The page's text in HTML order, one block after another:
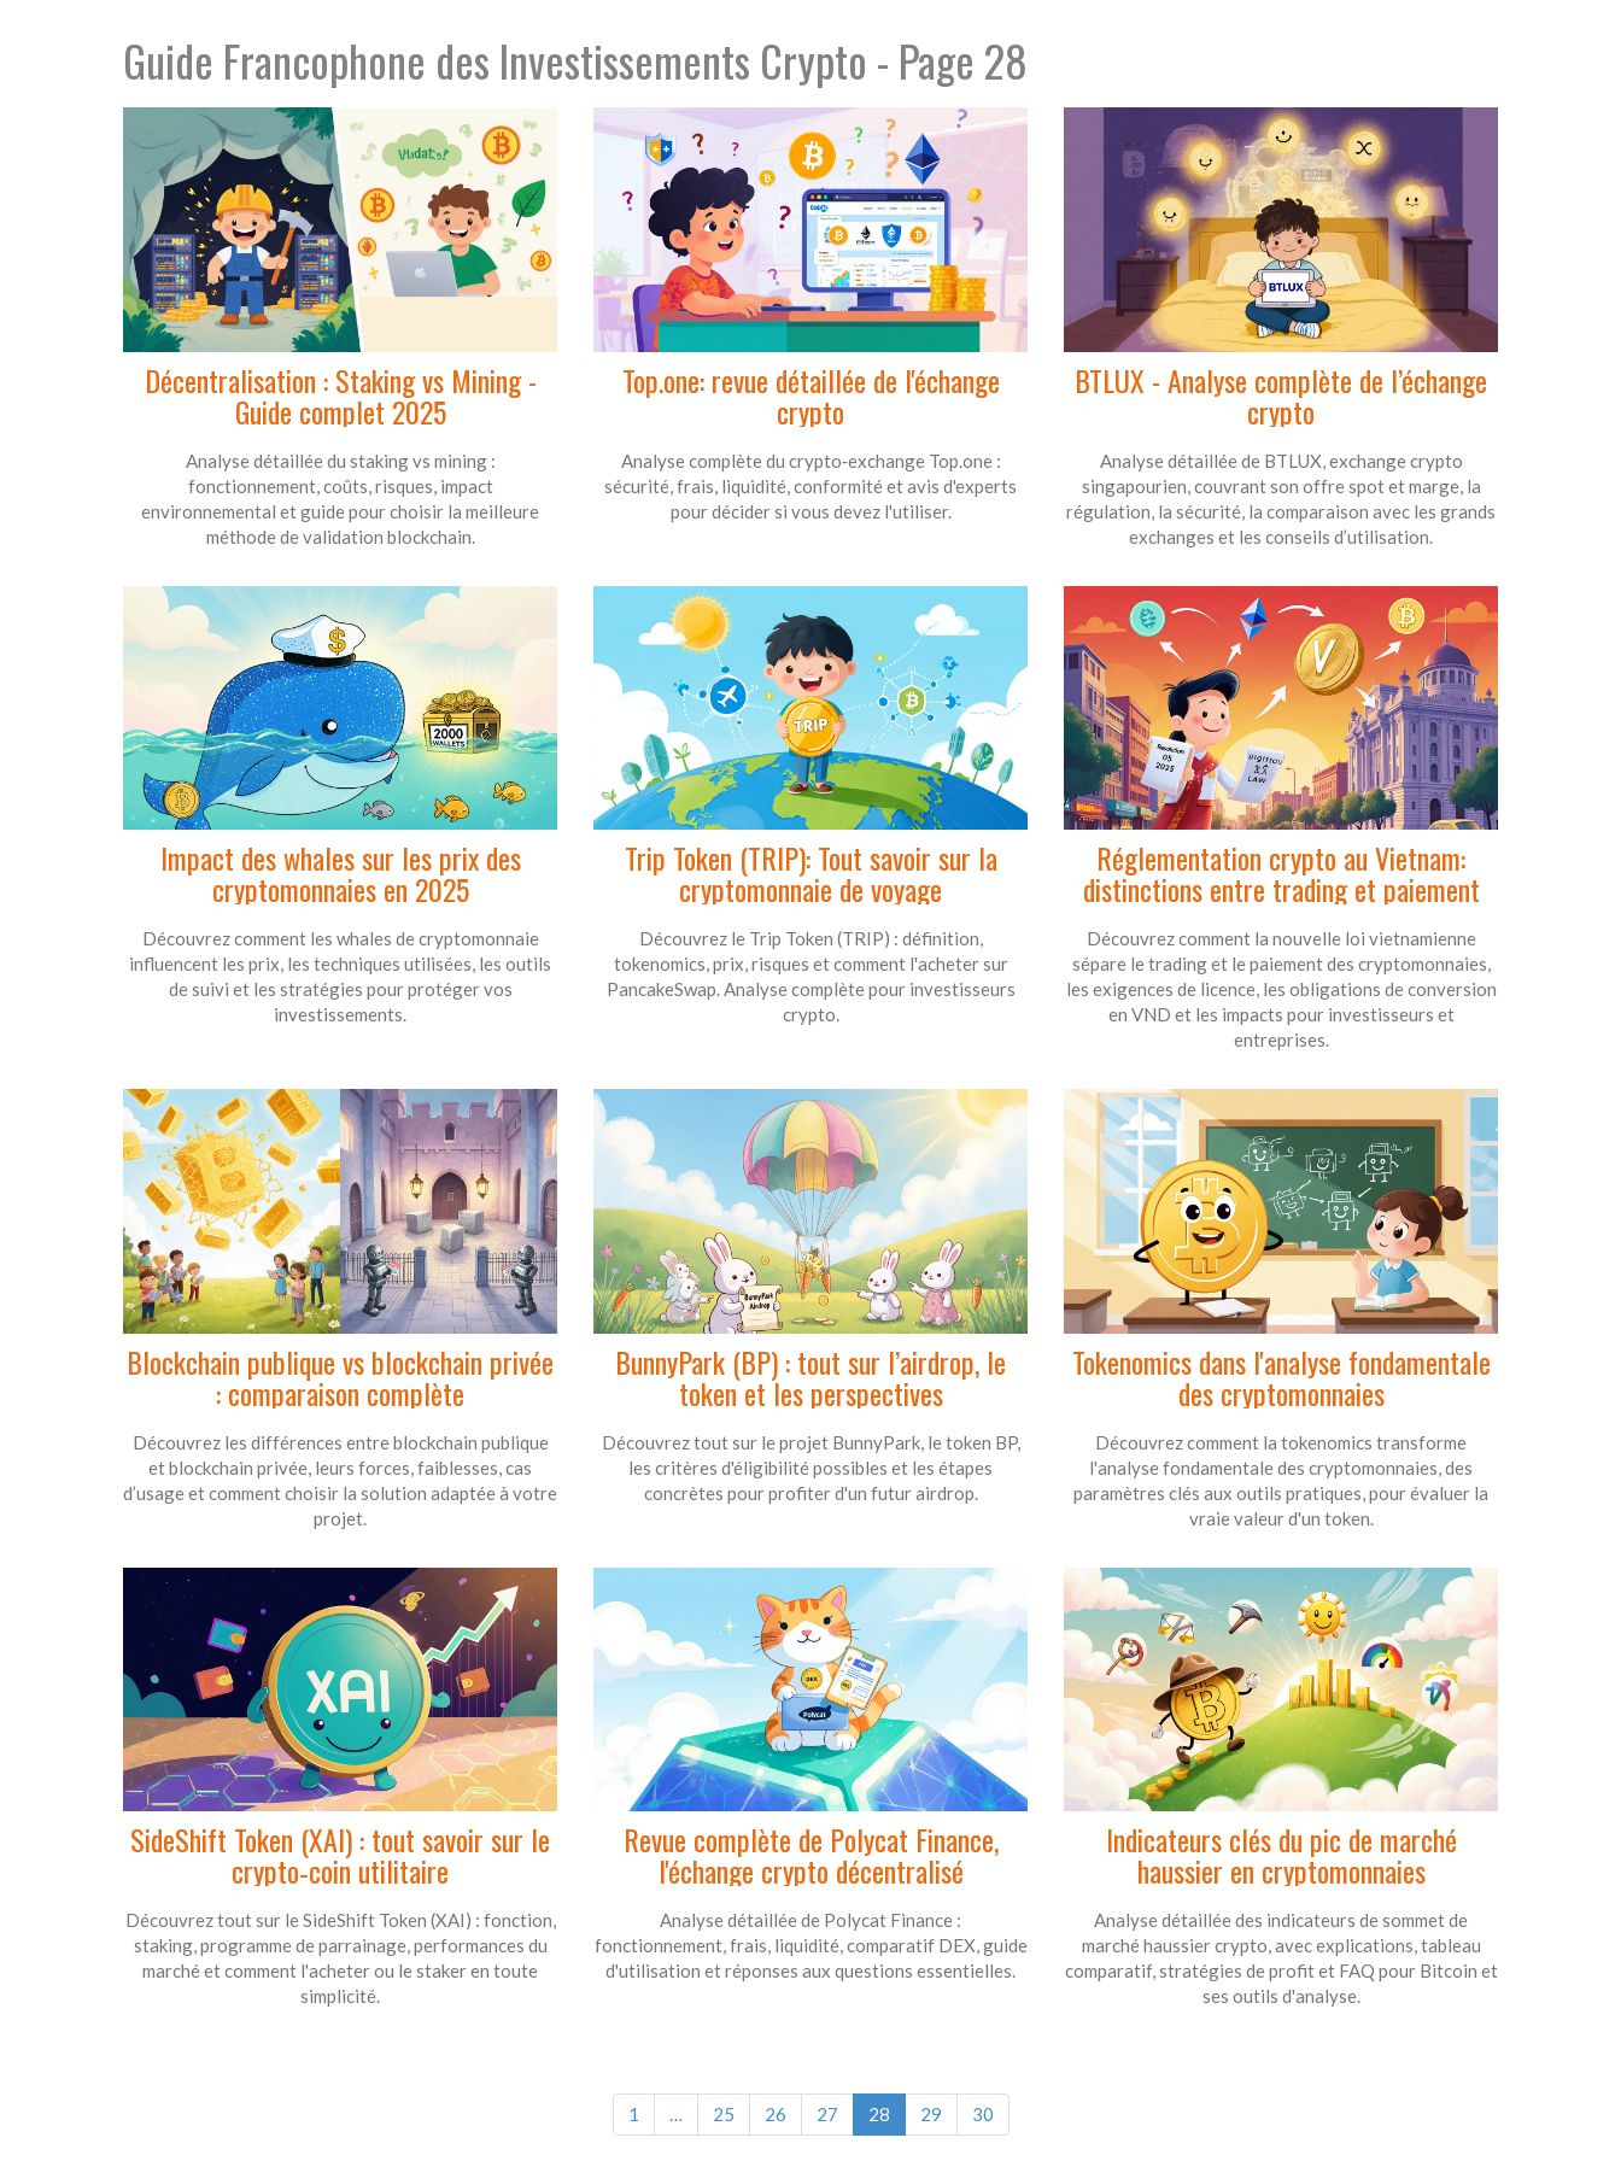
Guide Francophone des Investissements Crypto - Page 28
Décentralisation : Staking vs Mining -
Guide complet 2025
Analyse détaillée du staking vs mining :
fonctionnement, coûts, risques, impact
environnemental et guide pour choisir la meilleure
méthode de validation blockchain.
Top.one: revue détaillée de l'échange
crypto
Analyse complète du crypto‑exchange Top.one :
sécurité, frais, liquidité, conformité et avis d'experts
pour décider si vous devez l'utiliser.
BTLUX - Analyse complète de l’échange
crypto
Analyse détaillée de BTLUX, exchange crypto
singapourien, couvrant son offre spot et marge, la
régulation, la sécurité, la comparaison avec les grands
exchanges et les conseils d’utilisation.
Impact des whales sur les prix des
cryptomonnaies en 2025
Découvrez comment les whales de cryptomonnaie
influencent les prix, les techniques utilisées, les outils
de suivi et les stratégies pour protéger vos
investissements.
Trip Token (TRIP): Tout savoir sur la
cryptomonnaie de voyage
Découvrez le Trip Token (TRIP) : définition,
tokenomics, prix, risques et comment l'acheter sur
PancakeSwap. Analyse complète pour investisseurs
crypto.
Réglementation crypto au Vietnam:
distinctions entre trading et paiement
Découvrez comment la nouvelle loi vietnamienne
sépare le trading et le paiement des cryptomonnaies,
les exigences de licence, les obligations de conversion
en VND et les impacts pour investisseurs et
entreprises.
Blockchain publique vs blockchain privée
: comparaison complète
Découvrez les différences entre blockchain publique
et blockchain privée, leurs forces, faiblesses, cas
d’usage et comment choisir la solution adaptée à votre
projet.
BunnyPark (BP) : tout sur l’airdrop, le
token et les perspectives
Découvrez tout sur le projet BunnyPark, le token BP,
les critères d'éligibilité possibles et les étapes
concrètes pour profiter d'un futur airdrop.
Tokenomics dans l'analyse fondamentale
des cryptomonnaies
Découvrez comment la tokenomics transforme
l'analyse fondamentale des cryptomonnaies, des
paramètres clés aux outils pratiques, pour évaluer la
vraie valeur d'un token.
SideShift Token (XAI) : tout savoir sur le
crypto‑coin utilitaire
Découvrez tout sur le SideShift Token (XAI) : fonction,
staking, programme de parrainage, performances du
marché et comment l'acheter ou le staker en toute
simplicité.
Revue complète de Polycat Finance,
l'échange crypto décentralisé
Analyse détaillée de Polycat Finance :
fonctionnement, frais, liquidité, comparatif DEX, guide
d'utilisation et réponses aux questions essentielles.
Indicateurs clés du pic de marché
haussier en cryptomonnaies
Analyse détaillée des indicateurs de sommet de
marché haussier crypto, avec explications, tableau
comparatif, stratégies de profit et FAQ pour Bitcoin et
ses outils d'analyse.
1 … 25 26 27 28 29 30